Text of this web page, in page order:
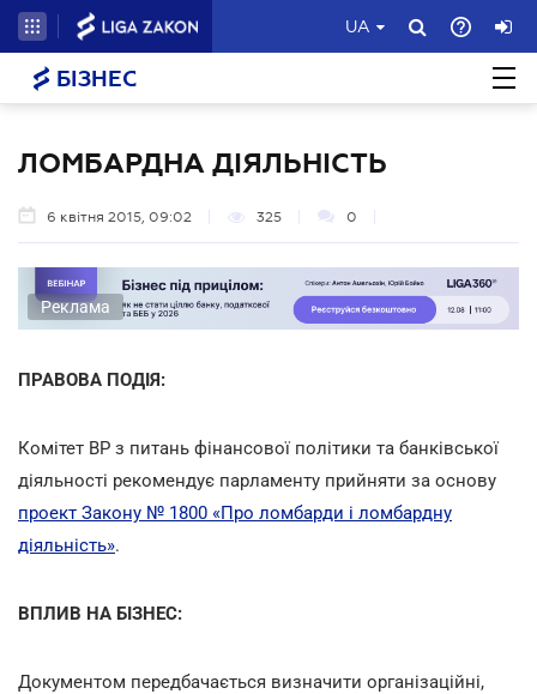
UA
БІЗНЕС
ЛОМБАРДНА ДІЯЛЬНІСТЬ
6 квітня 2015, 09:02 325 0
Реклама
ПРАВОВА ПОДІЯ:
Комітет ВР з питань фінансової політики та банківської
діяльності рекомендує парламенту прийняти за основу
проект Закону № 1800 «Про ломбарди і ломбардну
діяльність».
ВПЛИВ НА БІЗНЕС:
Документом передбачається визначити організаційні,